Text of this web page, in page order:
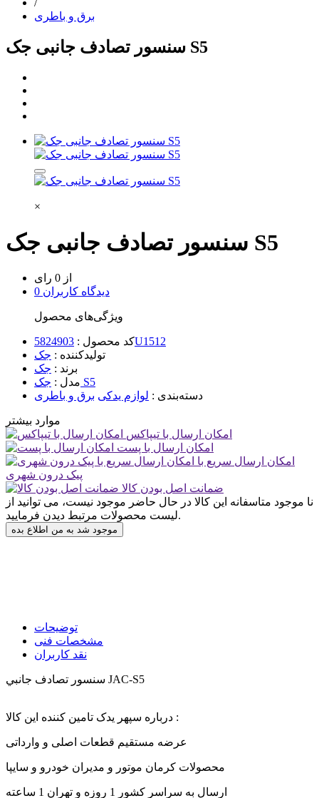
/
برق و باطری
سنسور تصادف جانبی جک S5
×
سنسور تصادف جانبی جک S5
از 0 رای
0 دیدگاه کاربران
ویژگی‌های محصول
کد محصول :5824903U1512
تولیدکننده : جک
برند : جک
مدل : جک S5
دسته‌بندی : لوازم یدکی برق و باطری
موارد بیشتر
امکان ارسال با تیپاکس
امکان ارسال با پست
امکان ارسال سریع با
پیک درون شهری
ضمانت اصل بودن کالا
نا موجود متاسفانه این کالا در حال حاضر موجود نیست، می توانید از
لیست محصولات مرتبط دیدن فرمایید.
موجود شد به من اطلاع بده
توضیحات
مشخصات فنی
نقد کاربران
سنسور تصادف جانبي JAC-S5
درباره سپهر یدک تامین کننده این کالا :
عرضه مستقیم قطعات اصلی و وارداتی
محصولات کرمان موتور و مدیران خودرو و سایپا
ارسال به سراسر کشور 1 روزه و تهران 1 ساعته